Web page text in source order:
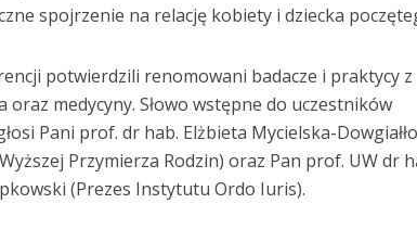
spojrzenie na relację kobiety i dziecka
potwierdzili renomowani badacze i praktycy z
oraz medycyny. Słowo wstępne do uczestników
Pani prof. dr hab. Elżbieta Mycielska-Dowgiałło
Przymierza Rodzin) oraz Pan prof. UW dr
(Prezes Instytutu Ordo Iuris).